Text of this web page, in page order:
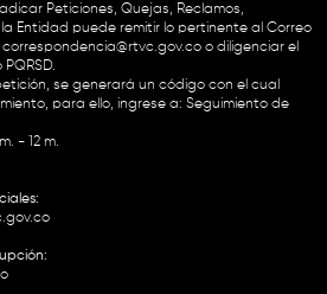
Peticiones, Quejas, Reclamos,
Entidad puede remitir lo pertinente al Correo
correspondencia@rtvc.gov.co o diligenciar el
se generará un código con el cual
para ello, ingrese a: Seguimiento de
- 12 m.